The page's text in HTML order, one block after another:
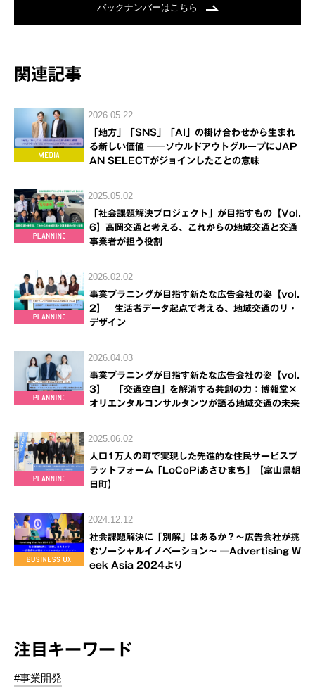
バックナンバーはこちら
関連記事
2026.05.22
「地方」「SNS」「AI」の掛け合わせから生まれ
る新しい価値 ──ソウルドアウトグループにJAP
AN SELECTがジョインしたことの意味
2025.05.02
「社会課題解決プロジェクト」が目指すもの【Vol.
6】高岡交通と考える、これからの地域交通と交通
事業者が担う役割
2026.02.02
事業プラニングが目指す新たな広告会社の姿【vol.
2】 生活者データ起点で考える、地域交通のリ・
デザイン
2026.04.03
事業プラニングが目指す新たな広告会社の姿【vol.
3】 「交通空白」を解消する共創の力：博報堂×
オリエンタルコンサルタンツが語る地域交通の未来
2025.06.02
人口1万人の町で実現した先進的な住民サービスプ
ラットフォーム「LoCoPiあさひまち」【富山県朝
日町】
2024.12.12
社会課題解決に「別解」はあるか？～広告会社が挑
むソーシャルイノベーション～ ─Advertising W
eek Asia 2024より
注目キーワード
#事業開発